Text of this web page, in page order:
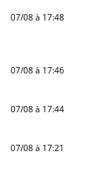
07/08 à 17:48
07/08 à 17:46
07/08 à 17:44
07/08 à 17:21